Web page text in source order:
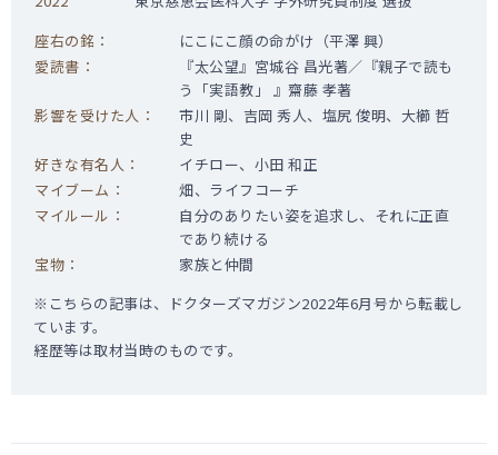
座右の銘：
にこにこ顔の命がけ（平澤 興）
愛読書：
『太公望』宮城谷 昌光著／『親子で読も
う「実語教」 』齋藤 孝著
影響を受けた人：
市川 剛、吉岡 秀人、塩尻 俊明、大櫛 哲
史
好きな有名人：
イチロー、小田 和正
マイブーム：
畑、ライフコーチ
マイルール：
自分のありたい姿を追求し、それに正直
であり続ける
宝物：
家族と仲間
※こちらの記事は、ドクターズマガジン2022年6月号から転載し
ています。
経歴等は取材当時のものです。